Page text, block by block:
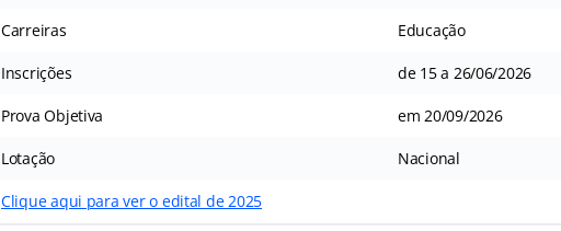
Carreiras Educação
Inscrições de 15 a 26/06/2026
Prova Objetiva em 20/09/2026
Lotação Nacional
Clique aqui para ver o edital de 2025